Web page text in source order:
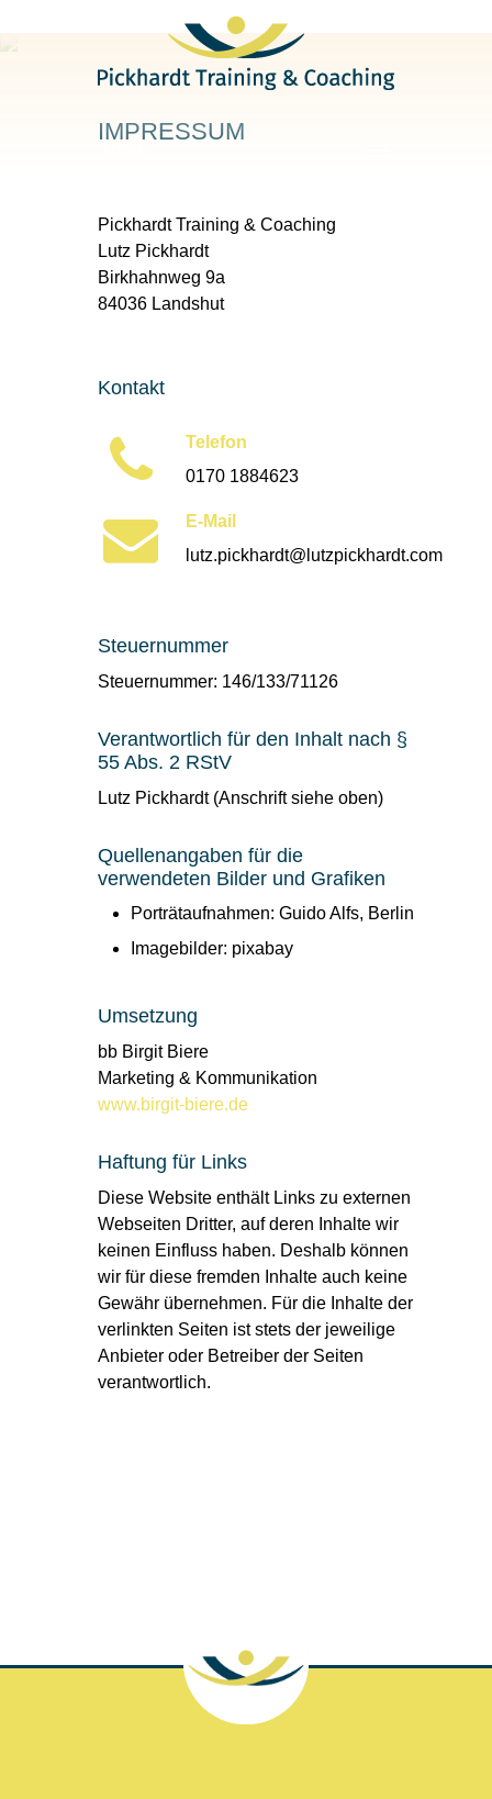
IMPRESSUM
Pickhardt Training & Coaching
Lutz Pickhardt
Birkhahnweg 9a
84036 Landshut
Kontakt
Telefon
0170 1884623
E-Mail
lutz.pickhardt@lutzpickhardt.com
Steuernummer
Steuernummer: 146/133/71126
Verantwortlich für den Inhalt nach §
55 Abs. 2 RStV
Lutz Pickhardt (Anschrift siehe oben)
Quellenangaben für die
verwendeten Bilder und Grafiken
Porträtaufnahmen: Guido Alfs, Berlin
Imagebilder: pixabay
Umsetzung
bb Birgit Biere
Marketing & Kommunikation
www.birgit-biere.de
Haftung für Links
Diese Website enthält Links zu externen
Webseiten Dritter, auf deren Inhalte wir
keinen Einfluss haben. Deshalb können
wir für diese fremden Inhalte auch keine
Gewähr übernehmen. Für die Inhalte der
verlinkten Seiten ist stets der jeweilige
Anbieter oder Betreiber der Seiten
verantwortlich.